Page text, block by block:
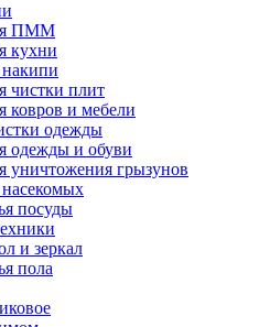
ПММ
кухни
накипи
чистки плит
ковров и мебели
одежды
одежды и обуви
уничтожения грызунов
посуды
и зеркал
пола